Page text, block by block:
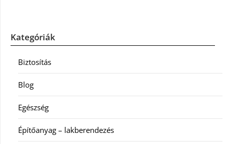
Kategóriák
Biztosítás
Blog
Egészség
Építőanyag – lakberendezés